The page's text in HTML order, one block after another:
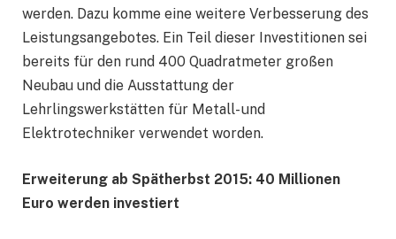
werden. Dazu komme eine weitere Verbesserung des
Leistungsangebotes. Ein Teil dieser Investitionen sei
bereits für den rund 400 Quadratmeter großen
Neubau und die Ausstattung der
Lehrlingswerkstätten für Metall- und
Elektrotechniker verwendet worden.
Erweiterung ab Spätherbst 2015: 40 Millionen
Euro werden investiert